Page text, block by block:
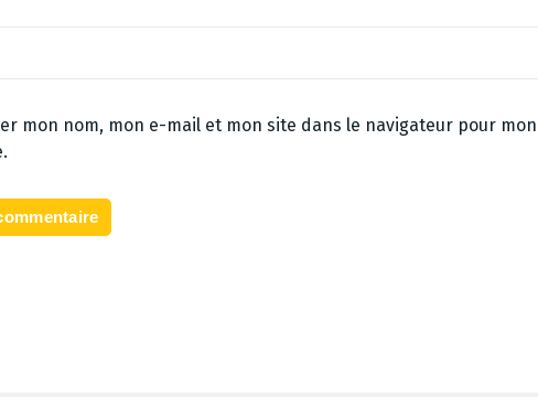
mon nom, mon e-mail et mon site dans le navigateur pour